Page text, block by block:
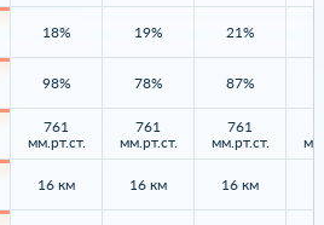
18%
98%
761
мм.рт.ст.
16 км
19%
78%
761
мм.рт.ст.
16 км
21%
87%
761
мм.рт.ст.
16 км